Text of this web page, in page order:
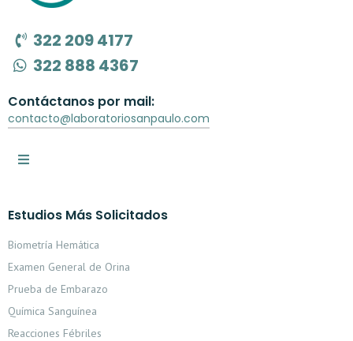
322 209 4177
322 888 4367
Contáctanos por mail:
contacto@laboratoriosanpaulo.com
Estudios Más Solicitados
Biometría Hemática
Examen General de Orina
Prueba de Embarazo
Química Sanguínea
Reacciones Fébriles